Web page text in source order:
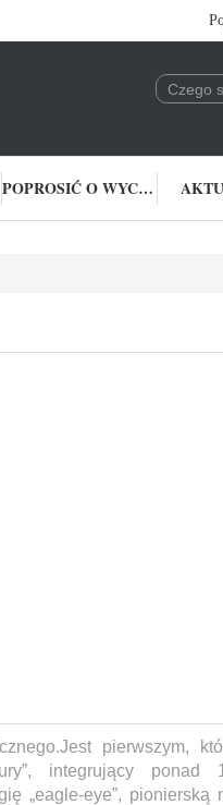
POPROSIĆ O WYCENĘ
pierwszym,
integrujący ponad
„eagle-eye”, pionierską